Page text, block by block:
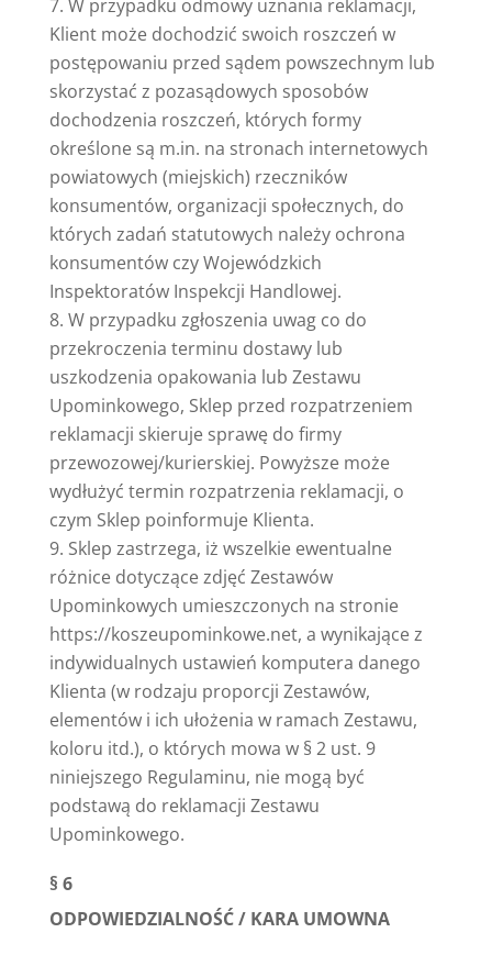
W przypadku odmowy uznania reklamacji,
Klient może dochodzić swoich roszczeń w
postępowaniu przed sądem powszechnym lub
skorzystać z pozasądowych sposobów
dochodzenia roszczeń, których formy
określone są m.in. na stronach internetowych
powiatowych (miejskich) rzeczników
konsumentów, organizacji społecznych, do
których zadań statutowych należy ochrona
konsumentów czy Wojewódzkich
Inspektoratów Inspekcji Handlowej.
W przypadku zgłoszenia uwag co do
przekroczenia terminu dostawy lub
uszkodzenia opakowania lub Zestawu
Upominkowego, Sklep przed rozpatrzeniem
reklamacji skieruje sprawę do firmy
przewozowej/kurierskiej. Powyższe może
wydłużyć termin rozpatrzenia reklamacji, o
czym Sklep poinformuje Klienta.
Sklep zastrzega, iż wszelkie ewentualne
różnice dotyczące zdjęć Zestawów
Upominkowych umieszczonych na stronie
https://koszeupominkowe.net, a wynikające z
indywidualnych ustawień komputera danego
Klienta (w rodzaju proporcji Zestawów,
elementów i ich ułożenia w ramach Zestawu,
koloru itd.), o których mowa w § 2 ust. 9
niniejszego Regulaminu, nie mogą być
podstawą do reklamacji Zestawu
Upominkowego.
§ 6
ODPOWIEDZIALNOŚĆ / KARA UMOWNA